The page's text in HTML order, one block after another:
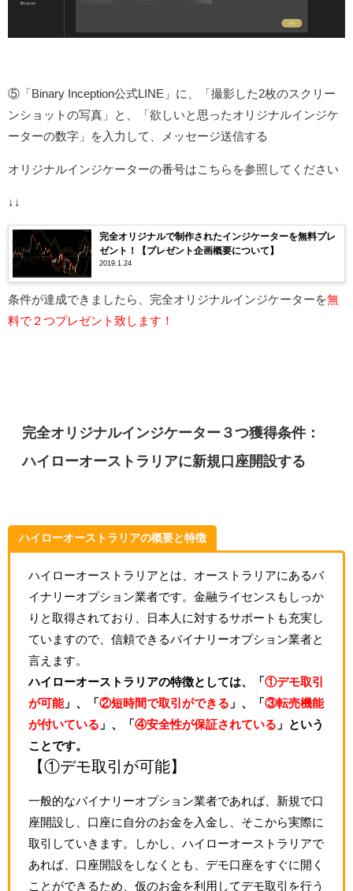
⑤「Binary Inception公式LINE」に、「撮影した2枚のスクリー
ンショットの写真」と、「欲しいと思ったオリジナルインジケ
ーターの数字」を入力して、メッセージ送信する
オリジナルインジケーターの番号はこちらを参照してください
↓↓
完全オリジナルで制作されたインジケーターを無料プレ
ゼント！【プレゼント企画概要について】
2019.1.24
条件が達成できましたら、完全オリジナルインジケーターを無
料で２つプレゼント致します！
完全オリジナルインジケーター３つ獲得条件：
ハイローオーストラリアに新規口座開設する
ハイローオーストラリアの概要と特徴
ハイローオーストラリアとは、オーストラリアにあるバ
イナリーオプション業者です。金融ライセンスもしっか
りと取得されており、日本人に対するサポートも充実し
ていますので、信頼できるバイナリーオプション業者と
言えます。
ハイローオーストラリアの特徴としては、「①デモ取引
が可能」、「②短時間で取引ができる 」、「③転売機能
が付いている 」、「④安全性が保証されている 」という
ことです。
【①デモ取引が可能】
一般的なバイナリーオプション業者であれば、新規で口
座開設し、口座に自分のお金を入金し、そこから実際に
取引していきます。しかし、ハイローオーストラリアで
あれば、口座開設をしなくとも、デモ口座をすぐに開く
ことができるため、仮のお金を利用してデモ取引を行う